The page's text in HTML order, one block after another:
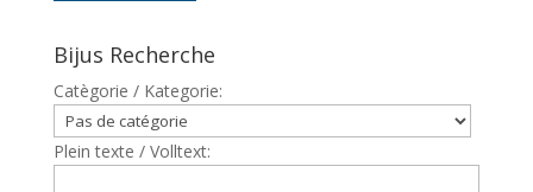
Bijus Recherche
Catègorie / Kategorie:
Plein texte / Volltext: